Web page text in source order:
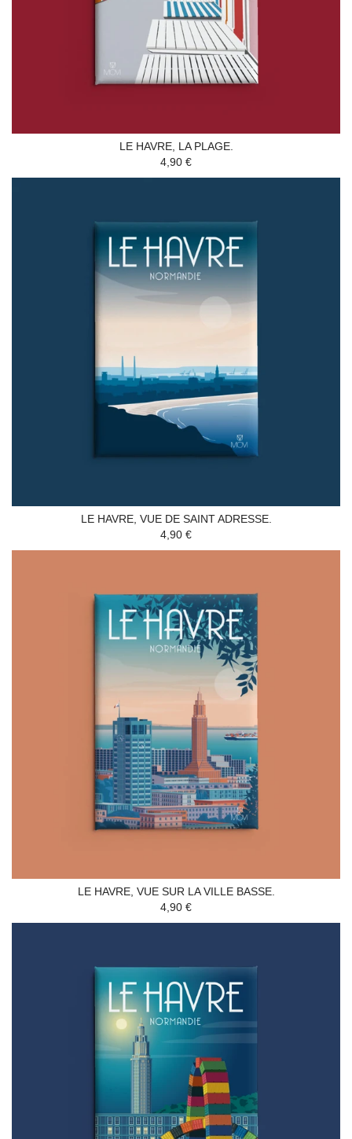
LE HAVRE, LA PLAGE.
4,90 €
LE HAVRE, VUE DE SAINT ADRESSE.
4,90 €
LE HAVRE, VUE SUR LA VILLE BASSE.
4,90 €